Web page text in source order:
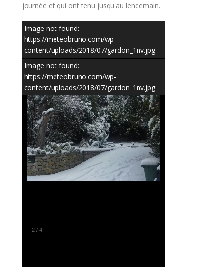
journée et qui ont tenu jusqu'au lendemain.
2 / 4
Image not found:
https://meteobruno.com/wp-
content/uploads/2018/07/gardon_1nv.jpg
Image not found:
https://meteobruno.com/wp-
content/uploads/2018/07/gardon_1nv.jpg